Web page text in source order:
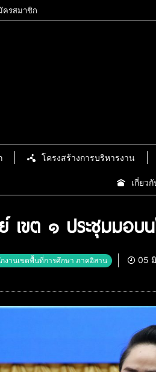
ครสมาชิก
โครงสร้างการบริหารงาน
เกี่ยว
เขต ๑ ประชุมมอ
งานเขตพื้นที่การศึกษา ภาคอิสาน 05